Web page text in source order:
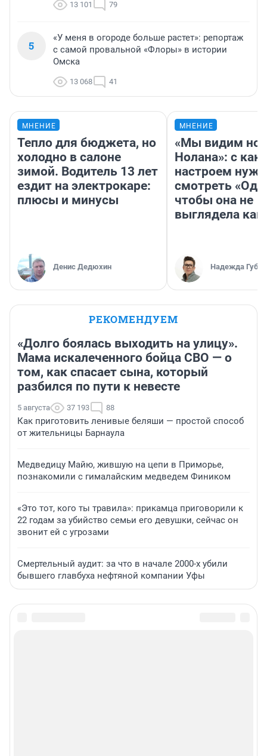
13 101 79
5
«У меня в огороде больше растет»: репортаж
с самой провальной «Флоры» в истории
Омска
13 068 41
МНЕНИЕ
Тепло для бюджета, но
холодно в салоне
зимой. Водитель 13 лет
ездит на электрокаре:
плюсы и минусы
Денис Дедюхин
МНЕНИЕ
«Мы видим
Нолана»: с
настроем
смотреть
чтобы она не
выглядела как
Надежда
РЕКОМЕНДУЕМ
«Долго боялась выходить на улицу».
Мама искалеченного бойца СВО — о
том, как спасает сына, который
разбился по пути к невесте
5 августа 37 193 88
Как приготовить ленивые беляши — простой способ
от жительницы Барнаула
Медведицу Майю, жившую на цепи в Приморье,
познакомили с гималайским медведем Фиником
«Это тот, кого ты травила»: прикамца приговорили к
22 годам за убийство семьи его девушки, сейчас он
звонит ей с угрозами
Смертельный аудит: за что в начале 2000-х убили
бывшего главбуха нефтяной компании Уфы